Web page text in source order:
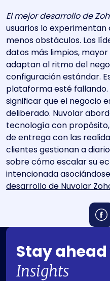
El mejor desarrollo de
usuarios lo
menos obstáculos. Los
datos más limpios,
adaptan al ritmo del
configuración estándar.
plataforma esté
significar que el negocio
deliberado. Nuvolar
tecnología con
de entrega con las
clientes gestionan a
sobre cómo escalar su
intencionada
desarrollo de Nuvolar
Stay
Insights